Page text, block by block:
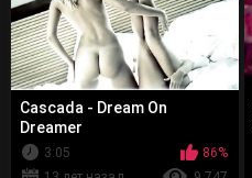
Cascada - Dream On
Dreamer
3:05
86%